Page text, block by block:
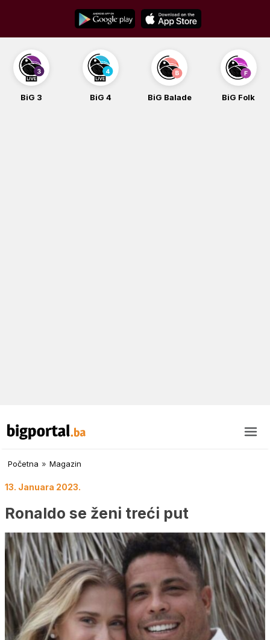
content
BiG 3 BiG 4 BiG Balade BiG Folk
Početna » Magazin
13. Januara 2023.
Ronaldo se ženi treći put